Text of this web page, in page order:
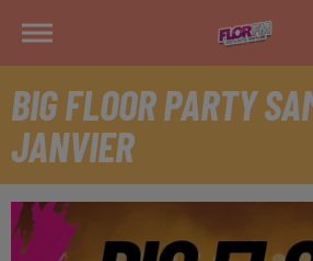
BIG FLOOR PARTY
JANVIER